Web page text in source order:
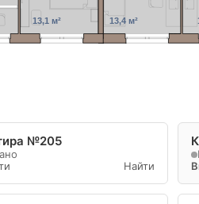
13,4 м²
13,1 м²
№205
Найти